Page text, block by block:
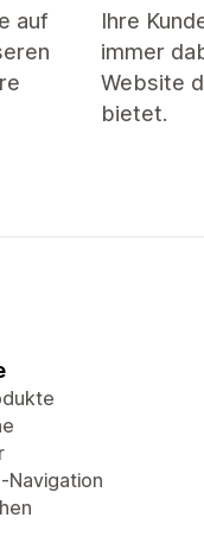
auf
Ihre
immer
Website
bietet.
Navigation